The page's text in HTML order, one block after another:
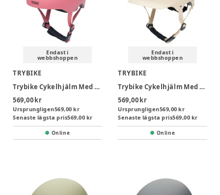
Endast i
webbshoppen
TRYBIKE
Trybike Cykelhjälm Med Retrolook – Vintage Rosa XS
569,00 kr
Ursprungligen569,00 kr
Senaste lägsta pris569,00 kr
Online
Endast i
webbshoppen
TRYBIKE
Trybike Cykelhjälm Med Retrolook - Creme S/M
569,00 kr
Ursprungligen569,00 kr
Senaste lägsta pris569,00 kr
Online